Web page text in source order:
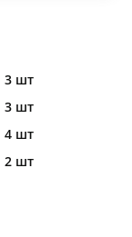
3 шт
3 шт
4 шт
2 шт